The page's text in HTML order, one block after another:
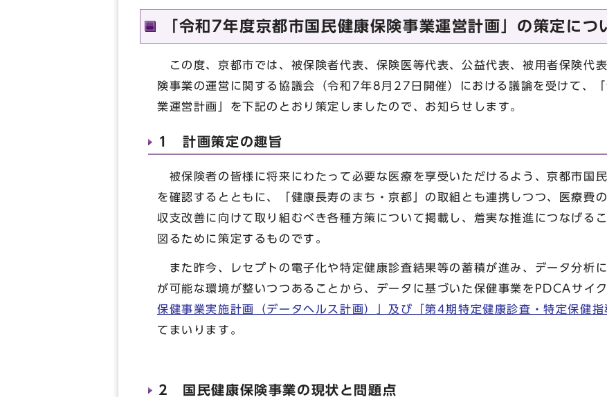
「令和7年度京都市国民健康保険事業運営計画」の策定につ
この度、京都市では、被保険者代表、保険医等代表、公益代表、被用者保険代
険事業の運営に関する協議会（令和7年8月27日開催）における議論を受けて、
業運営計画」を下記のとおり策定しましたので、お知らせします。
1 計画策定の趣旨
被保険者の皆様に将来にわたって必要な医療を享受いただけるよう、京都市国
を確認するとともに、「健康長寿のまち・京都」の取組とも連携しつつ、医療費
収支改善に向けて取り組むべき各種方策について掲載し、着実な推進につなげる
図るために策定するものです。
また昨今、レセプトの電子化や特定健康診査結果等の蓄積が進み、データ分析
が可能な環境が整いつつあることから、データに基づいた保健事業をPDCAサイ
保健事業実施計画（データヘルス計画）」及び「第4期特定健康診査・特定保健指
てまいります。
2 国民健康保険事業の現状と問題点